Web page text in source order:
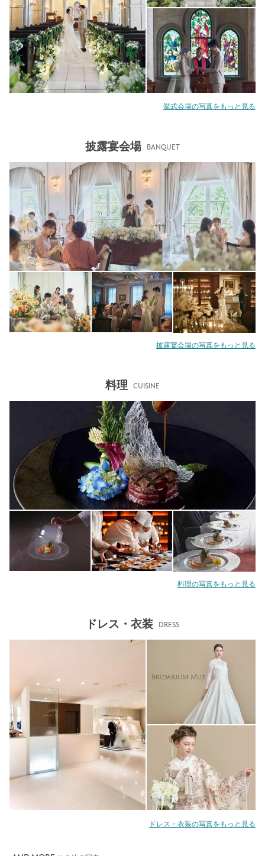
挙式会場の写真をもっと見る
披露宴会場 BANQUET
披露宴会場の写真をもっと見る
料理 CUISINE
料理の写真をもっと見る
ドレス・衣装 DRESS
ドレス・衣装の写真をもっと見る